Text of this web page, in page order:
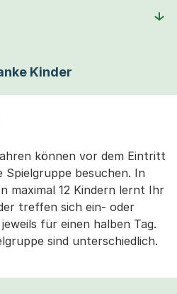
Kinder
können vor dem Eintritt
Spielgruppe besuchen. In
maximal 12 Kindern lernt Ihr
treffen sich ein- oder
für einen halben Tag.
sind unterschiedlich.